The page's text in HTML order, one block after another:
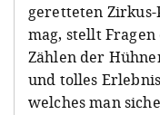
geretteten Zirkus-
mag, stellt
Zählen der
und tolles
welches man